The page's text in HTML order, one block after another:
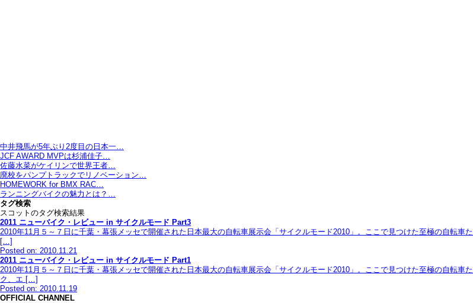
中井飛馬が5年ぶり2度目の日本一…
JCF AWARD MVPは杉浦佳子…
佐藤水菜がケイリンで世界王者…
廃校をパンプトラックでリノベーション…
HOMEWORK for BMX RAC…
ランニングバイクの魅力とは？…
タグ検索
スコットのタグ検索結果
2011 ニューバイク・レビュー in サイクルモード Part3
2010年11月５～７日に千葉・幕張メッセで開催された日本最大の自転車展示会「サイクルモード2010」。ここで見つけた至極の自転
[…]
Posted on: 2010.11.21
2011 ニューバイク・レビュー in サイクルモード Part1
2010年11月５～７日に千葉・幕張メッセで開催された日本最大の自転車展示会「サイクルモード2010」。ここで見つけた至極の自転
ク、エ […]
Posted on: 2010.11.19
OFFICIAL CHANNEL